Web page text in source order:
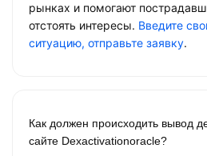
рынках и помогают
отстоять интересы. Введите
ситуацию, отправьте заявку.
Как должен происходить вывод
сайте Dexactivationoracle?